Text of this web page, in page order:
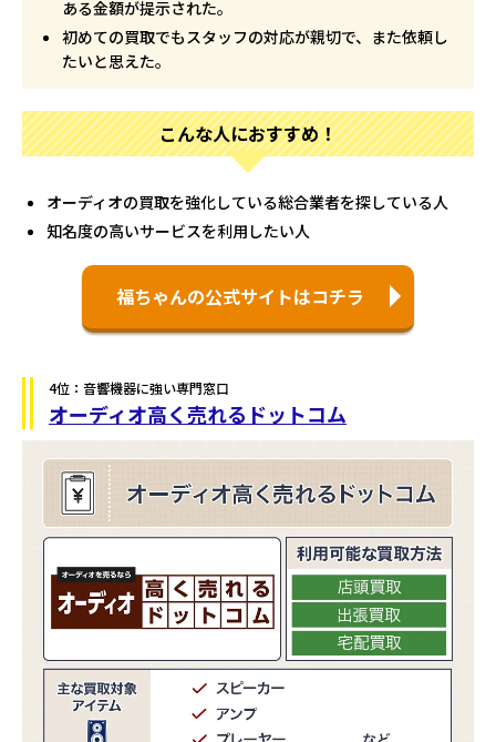
ある金額が提示された。
初めての買取でもスタッフの対応が親切で、また依頼し
たいと思えた。
こんな人におすすめ！
オーディオの買取を強化している総合業者を探している人
知名度の高いサービスを利用したい人
福ちゃんの公式サイトはコチラ
4位：音響機器に強い専門窓口
オーディオ高く売れるドットコム